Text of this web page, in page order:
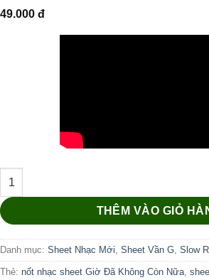
49.000 đ
Giờ Đã Không Còn Nữa số lượng
THÊM VÀO GIỎ
Danh mục: Sheet Nhạc Mới, Sheet Vần G, Slow
Thẻ: nốt nhạc sheet Giờ Đã Không Còn Nữa,